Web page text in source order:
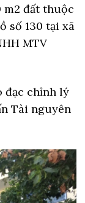
m2 đất thuộc
số 130 tại xã
MTV
đạc chỉnh lý
Tài nguyên